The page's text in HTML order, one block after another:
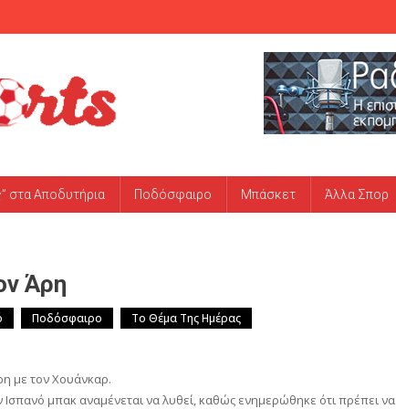
στα Αποδυτήρια Ποδόσφαιρο Μπάσκετ Άλλα Σπορ
Άρη
Ποδόσφαιρο Το Θέμα Της Ημέρας
με τον Χουάνκαρ.
μπακ αναμένεται να λυθεί, καθώς ενημερώθηκε ότι πρέπει να